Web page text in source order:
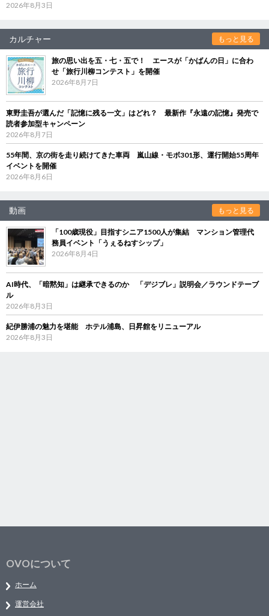
2026年8月3日
カルチャー もっと見る
旅の思い出を五・七・五で！ エースが「かばんの日」に合わ
せ「旅行川柳コンテスト」を開催
2026年8月7日
東野圭吾が選んだ「記憶に残る一文」はどれ？ 最新作『永遠の記憶』発売で
読者参加型キャンペーン
2026年8月7日
55年間、京の街を走り続けてきた車両 嵐山線・モボ301形、運行開始55周年
イベントを開催
2026年8月6日
動画 もっと見る
「100歳現役」目指すシニア1500人が集結 マンション管理代
務員イベント「うぇるねすシップ」
2026年8月4日
AI時代、「暗黙知」は継承できるのか 「デジブレ」説明会／ラウンドテーブ
ル
2026年8月3日
紀伊勝浦の魅力を堪能 ホテル浦島、日昇館をリニューアル
2026年8月3日
OVOについて
ホーム
運営会社